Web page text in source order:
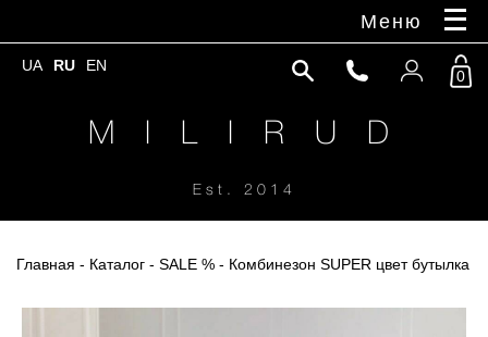
Меню
UA RU EN
M I L I R U D
Est. 2014
0
Главная - Каталог - SALE % - Комбинезон SUPER цвет бутылка